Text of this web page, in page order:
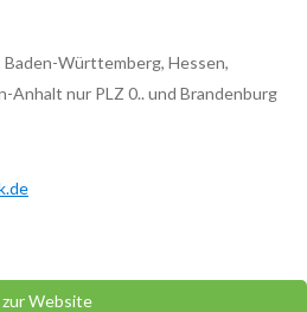
Württemberg, Hessen,
Anhalt nur PLZ 0.. und Brandenburg
zur Website